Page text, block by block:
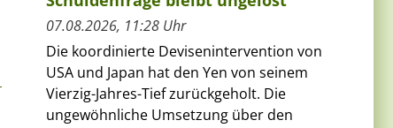
07.08.2026, 11:28 Uhr
Die koordinierte Devisenintervention von
USA und Japan hat den Yen von seinem
Vierzig-Jahres-Tief zurückgeholt. Die
ungewöhnliche Umsetzung über den